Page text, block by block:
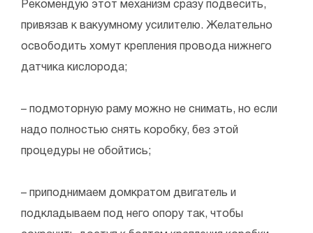
Рекомендую этот механизм сразу подвесить,
привязав к вакуумному усилителю. Желательно
освободить хомут крепления провода нижнего
датчика кислорода;
– подмоторную раму можно не снимать, но если
надо полностью снять коробку, без этой
процедуры не обойтись;
– приподнимаем домкратом двигатель и
подкладываем под него опору так, чтобы